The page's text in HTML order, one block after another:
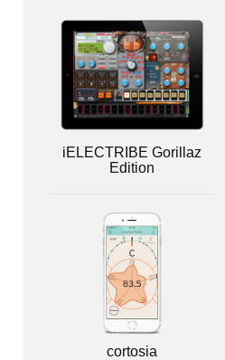
iELECTRIBE Gorillaz
Edition
cortosia